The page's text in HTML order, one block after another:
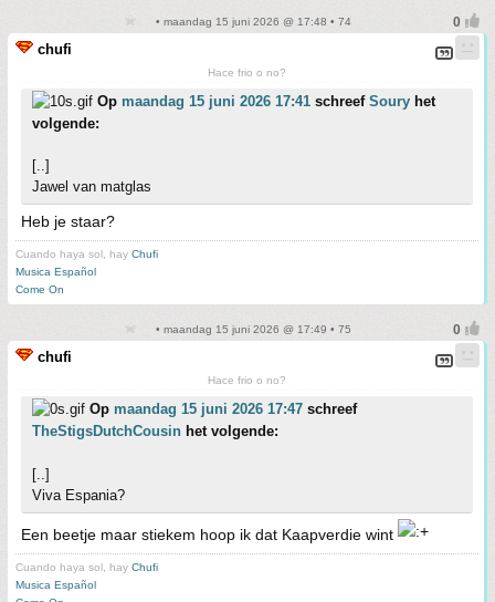
• maandag 15 juni 2026 @ 17:48 • 74
chufi
Hace frio o no?
Op maandag 15 juni 2026 17:41 schreef Soury het
volgende:
[..]
Jawel van matglas
Heb je staar?
Cuando haya sol, hay Chufi
Musica Español
Come On
• maandag 15 juni 2026 @ 17:49 • 75
chufi
Hace frio o no?
Op maandag 15 juni 2026 17:47 schreef
TheStigsDutchCousin het volgende:
[..]
Viva Espania?
Een beetje maar stiekem hoop ik dat Kaapverdie wint
Cuando haya sol, hay Chufi
Musica Español